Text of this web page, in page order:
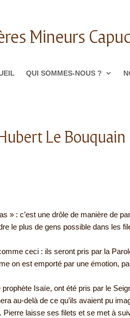
Mineurs
QUI SOMMES-NOUS ?
Le Bouquain
» : c’est une drôle de manière de
le plus de gens possible dans les
ceci : ils seront pris par la
on est emporté par une émotion,
Isaïe, ont été pris par le
au-delà de ce qu’ils avaient pu
Pierre laisse ses filets et se met à